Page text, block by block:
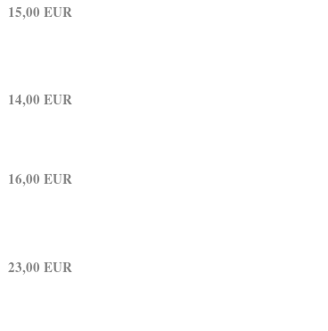
15,00 EUR
14,00 EUR
16,00 EUR
23,00 EUR